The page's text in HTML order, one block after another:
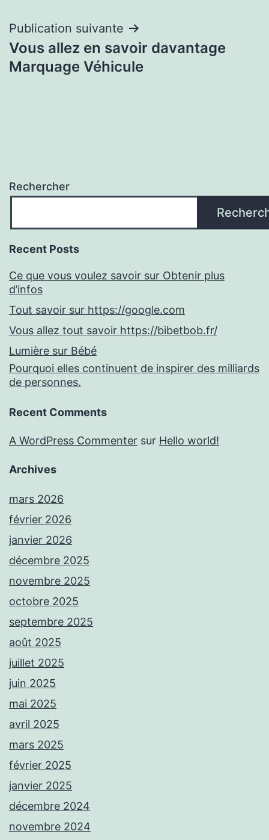
Publication suivante
Vous allez en savoir davantage
Marquage Véhicule
Rechercher
Recent Posts
Ce que vous voulez savoir sur Obtenir plus
d’infos
Tout savoir sur https://google.com
Vous allez tout savoir https://bibetbob.fr/
Lumière sur Bébé
Pourquoi elles continuent de inspirer des milliards
de personnes.
Recent Comments
A WordPress Commenter sur Hello world!
Archives
mars 2026
février 2026
janvier 2026
décembre 2025
novembre 2025
octobre 2025
septembre 2025
août 2025
juillet 2025
juin 2025
mai 2025
avril 2025
mars 2025
février 2025
janvier 2025
décembre 2024
novembre 2024